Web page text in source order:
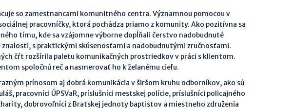
so zamestnancami komunitného centra. Významnou pomocou v
pracovníčky, ktorá pochádza priamo z komunity. Ako pozitívna sa
tímu, kde sa vzájomne výborne dopĺňali čerstvo nadobudnuté
s praktickými skúsenosťami a nadobudnutými zručnosťami.
čŕt rozšírila paletu komunikačných prostriedkov v práci s klientom.
spoločnú reč a nasmerovať ho k želanému cieľu.
prínosom aj dobrá komunikácia v širšom kruhu odborníkov, ako sú
pracovníci ÚPSVaR, príslušníci mestskej polície, príslušníci policajného
dobrovoľníci z Bratskej jednoty baptistov a miestneho združenia